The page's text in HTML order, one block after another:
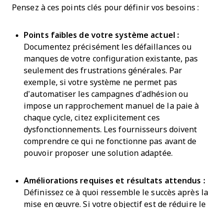
Pensez à ces points clés pour définir vos besoins :
Points faibles de votre système actuel :
Documentez précisément les défaillances ou
manques de votre configuration existante, pas
seulement des frustrations générales. Par
exemple, si votre système ne permet pas
d’automatiser les campagnes d’adhésion ou
impose un rapprochement manuel de la paie à
chaque cycle, citez explicitement ces
dysfonctionnements. Les fournisseurs doivent
comprendre ce qui ne fonctionne pas avant de
pouvoir proposer une solution adaptée.
Améliorations requises et résultats attendus :
Définissez ce à quoi ressemble le succès après la
mise en œuvre. Si votre objectif est de réduire le